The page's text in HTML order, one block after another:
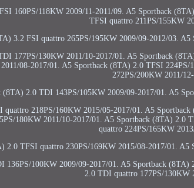
160PS/118KW 2009/11-2011/09. A5 Sportback
TFSI quattro 211PS/155KW
3.2 FSI quattro 265PS/195KW 2009/09-2012/03.
177PS/130KW 2011/10-2017/01. A5 Sportback
08-2017/01. A5 Sportback (8TA) 2.0 TFSI
272PS/200KW 2011/12-
(8TA) 2.0 TDI 143PS/105KW 2009/09-2017/01. A5
218PS/160KW 2015/05-2017/01. A5
180KW 2011/10-2017/01. A5 Sportback (8TA) 2.0
quattro 224PS/165KW
2.0 TFSI quattro 230PS/169KW 2015/08-2017/01. A5
136PS/100KW 2009/09-2017/01. A5 Sportback
2.0 TDI quattro 177PS/130KW